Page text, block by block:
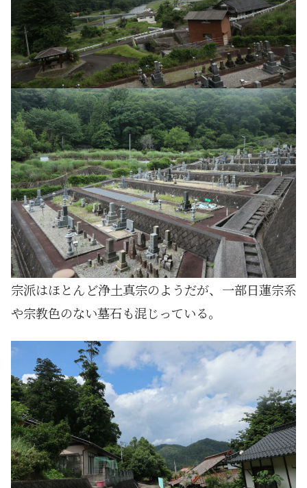
宗派はほとんど浄土真宗のようだが、一部日蓮宗系
や宗教色のない墓石も混じっている。